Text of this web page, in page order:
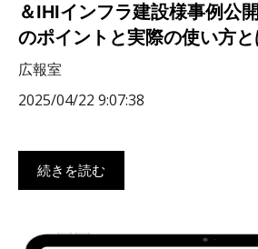
＆IHIインフラ建設様事例公
のポイントと実際の使い方と
広報室
2025/04/22 9:07:38
続きを読む